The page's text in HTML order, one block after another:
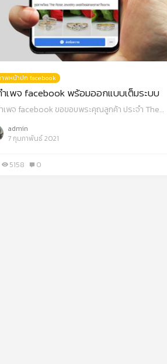
าพหน้าปก facebook
เพจ facebook พร้อมออกแบบเต็มระบบ
เพจ facebook ขอขอบพระคุณลูกค้า ประจำ The…
admin
7 กุมภาพันธ์ 2021
5158 0